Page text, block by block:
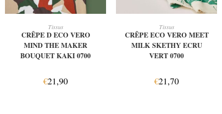
AJOUTER AU PANIER
Tissus
CRÊPE D ECO VERO
MIND THE MAKER
BOUQUET KAKI 0700
€21,90
AJOUTER AU PANIER
Tissus
CRÊPE ECO VERO MEET
MILK SKETHY ECRU
VERT 0700
€21,70